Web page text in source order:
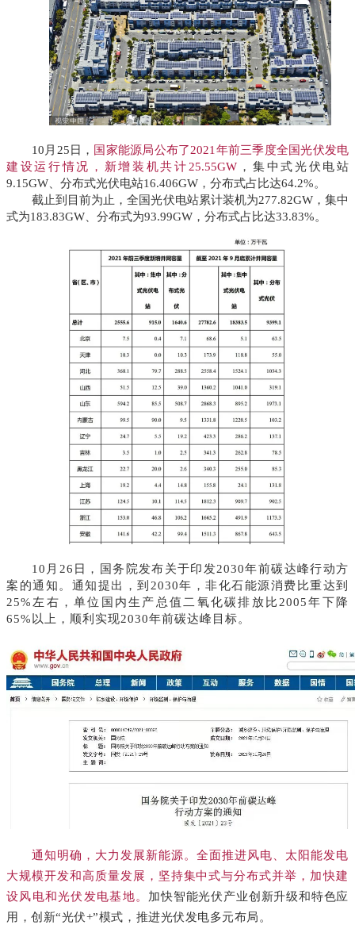
10月25日， 国家能源局公布了2021年前三季度全国光伏发电
建设运行情况，新增装机共计25.55GW，集中式光伏电站
9.15GW、分布式光伏电站16.406GW，分布式占比达64.2%。
截止到目前为止，全国光伏电站累计装机为277.82GW，集中
式为183.83GW、分布式为93.99GW，分布式占比达33.83%。
10月26日，国务院发布关于印发2030年前碳达峰行动方
案的通知。 通知提出，到2030年，非化石能源消费比重达到
25%左右，单位国内生产总值二氧化碳排放比2005年下降
65%以上，顺利实现2030年前碳达峰目标。
通知明确，大力发展新能源。全面推进风电、太阳能发电
大规模开发和高质量发展，坚持集中式与分布式并举， 加快建
设风电和光伏发电基地。 加快智能光伏产业创新升级和特色应
用，创新“光伏+”模式，推进光伏发电多元布局。